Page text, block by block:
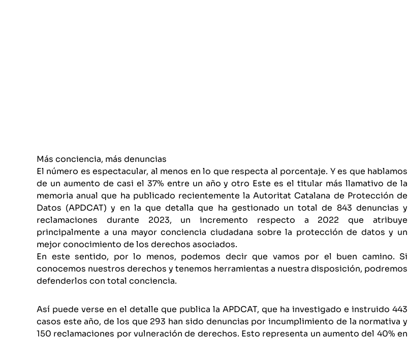
Más conciencia, más denuncias
El número es espectacular, al menos en lo que respecta al porcentaje. Y es que hablamos
de un aumento de casi el 37% entre un año y otro Este es el titular más llamativo de la
memoria anual que ha publicado recientemente la Autoritat Catalana de Protección de
Datos (APDCAT) y en la que detalla que ha gestionado un total de 843 denuncias y
reclamaciones durante 2023, un incremento respecto a 2022 que atribuye
principalmente a una mayor conciencia ciudadana sobre la protección de datos y un
mejor conocimiento de los derechos asociados.
En este sentido, por lo menos, podemos decir que vamos por el buen camino. Si
conocemos nuestros derechos y tenemos herramientas a nuestra disposición, podremos
defenderlos con total conciencia.
Así puede verse en el detalle que publica la APDCAT, que ha investigado e instruido 443
casos este año, de los que 293 han sido denuncias por incumplimiento de la normativa y
150 reclamaciones por vulneración de derechos. Esto representa un aumento del 40% en